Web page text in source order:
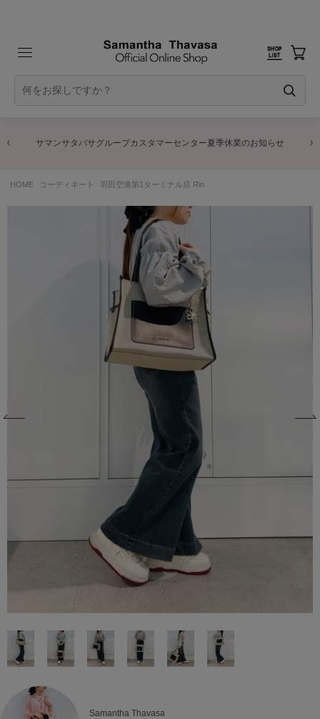
季休業のお知らせ 商品に関するお詫びとお知らせ
HOME コーディネート 羽田空港第1ターミナル店 Rin
Samantha Thavasa